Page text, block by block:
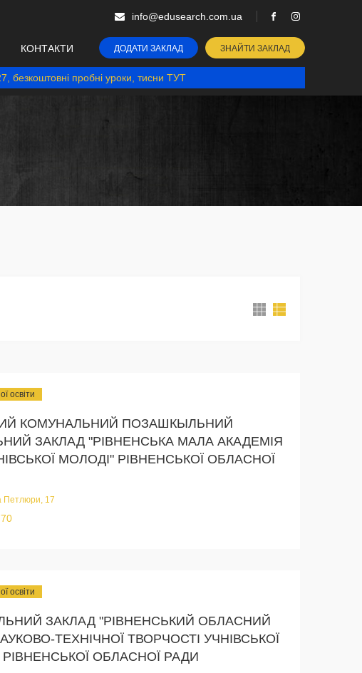
info@edusearch.com.ua
КОНТАКТИ ДОДАТИ ЗАКЛАД ЗНАЙТИ ЗАКЛАД
безкоштовні пробні уроки, тисни ТУТ
освіти
КОМУНАЛЬНИЙ ПОЗАШКЫЛЬНИЙ
ЗАКЛАД "РІВНЕНСЬКА МАЛА АКАДЕМІЯ
МОЛОДІ" РІВНЕНСЬКОЇ ОБЛАСНОЇ
Петлюри, 17
освіти
ЗАКЛАД "РІВНЕНСЬКИЙ ОБЛАСНИЙ
ТЕХНІЧНОЇ ТВОРЧОСТІ УЧНІВСЬКОЇ
ОБЛАСНОЇ РАДИ